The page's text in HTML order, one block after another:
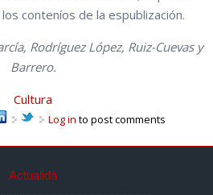
conteníos de la espublización.
Rodríguez López, Ruiz-Cuevas y
Barrero.
Cultura
Log in to post comments
Actualidá